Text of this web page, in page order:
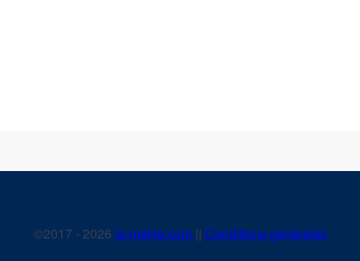
©2017 - 2026 la-mairie.com || Conditions générales